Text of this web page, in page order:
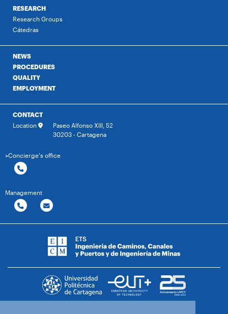
RESEARCH
Research Groups
Cátedras
NEWS
PROCEDURES
QUALITY
EMPLOYMENT
CONTACT
Location
Paseo Alfonso XIII, 52
30203 - Cartagena
>Concierge's office
Management